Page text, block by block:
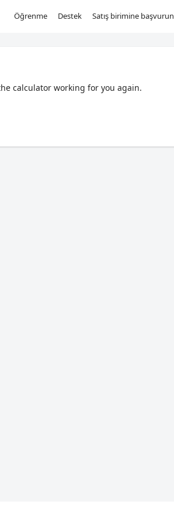
Öğrenme Destek Satış birimine başvurun
calculator working for you again.